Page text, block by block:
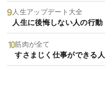
人生アップデート大全
人生に後悔しない人の行動
筋肉が全て
すさまじく仕事ができる